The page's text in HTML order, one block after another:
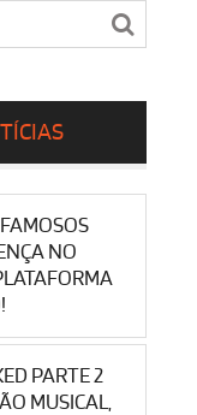
NO
PARTE 2
MUSICAL,